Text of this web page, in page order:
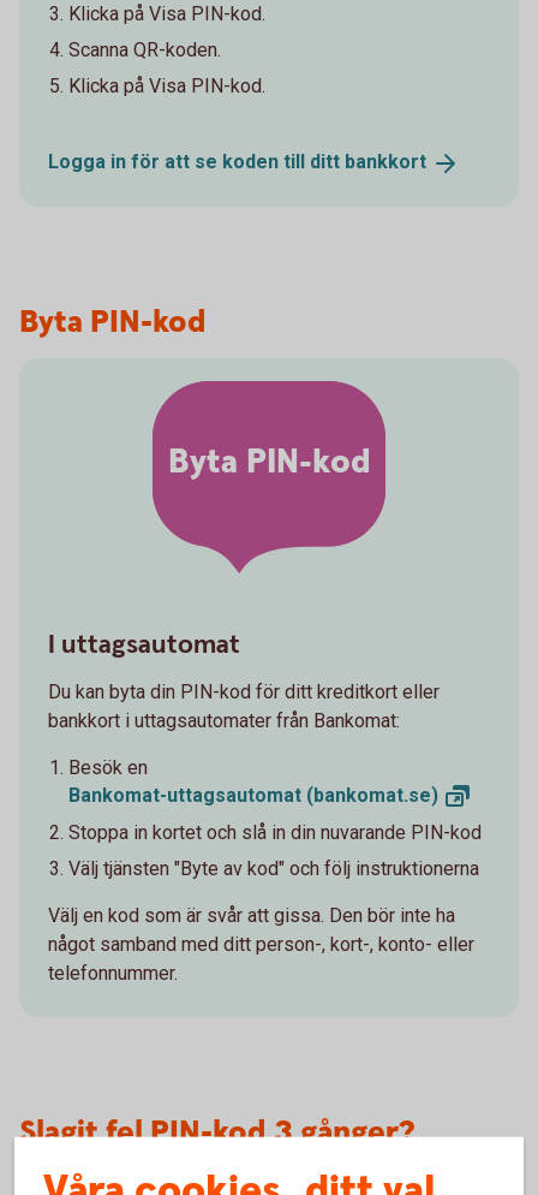
Klicka på Visa PIN-kod.
Scanna QR-koden.
Klicka på Visa PIN-kod.
Logga in för att se koden till ditt bankkort
Byta PIN-kod
Byta PIN-kod
I uttagsautomat
Du kan byta din PIN-kod för ditt kreditkort eller
bankkort i uttagsautomater från Bankomat:
Besök en
Bankomat-uttagsautomat (bankomat.se)
Stoppa in kortet och slå in din nuvarande PIN-kod
Välj tjänsten "Byte av kod" och följ instruktionerna
Välj en kod som är svår att gissa. Den bör inte ha
något samband med ditt person-, kort-, konto- eller
telefonnummer.
Slagit fel PIN-kod 3 gånger?